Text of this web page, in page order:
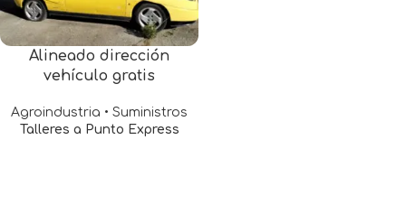
Alineado dirección
vehículo gratis
Agroindustria • Suministros
Talleres a Punto Express